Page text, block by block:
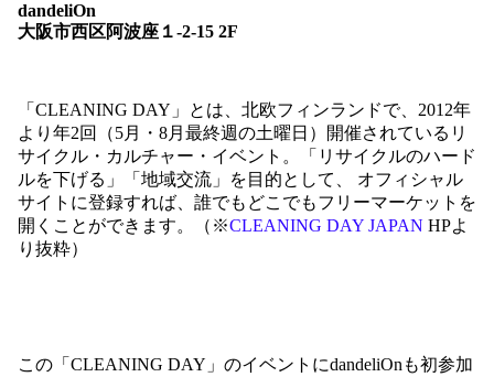
dandeliOn
大阪市西区阿波座１-2-15 2F
「CLEANING DAY」とは、北欧フィンランドで、2012年
より年2回（5月・8月最終週の土曜日）開催されているリ
サイクル・カルチャー・イベント。「リサイクルのハード
ルを下げる」「地域交流」を目的として、 オフィシャル
サイトに登録すれば、誰でもどこでもフリーマーケットを
開くことができます。（※CLEANING DAY JAPAN HPよ
り抜粋）
この「CLEANING DAY」のイベントにdandeliOnも初参加